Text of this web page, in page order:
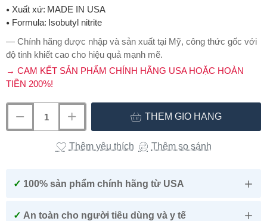
Xuất xứ: MADE IN USA
Formula: Isobutyl nitrite
THÊM GIỎ HÀNG
Thêm yêu thích Thêm so sánh
— Chính hãng được nhập và sản xuất tại Mỹ, công thức gốc với
độ tinh khiết cao cho hiệu quả mạnh mẽ.
→ CAM KẾT SẢN PHẨM CHÍNH HÃNG USA HOẶC HOÀN
TIỀN 200%!
✓ 100% sản phẩm chính hãng từ USA
✓ An toàn cho người tiêu dùng và y tế